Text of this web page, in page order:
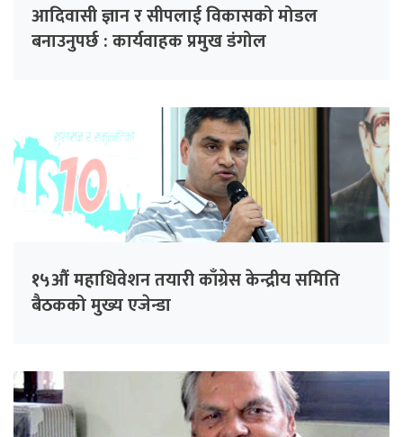
आदिवासी ज्ञान र सीपलाई विकासको मोडल
बनाउनुपर्छ : कार्यवाहक प्रमुख डंगोल
१५औं महाधिवेशन तयारी काँग्रेस केन्द्रीय समिति
बैठकको मुख्य एजेन्डा